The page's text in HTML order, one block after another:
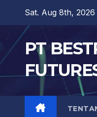
content
Sat. Aug 8th, 2026
PT